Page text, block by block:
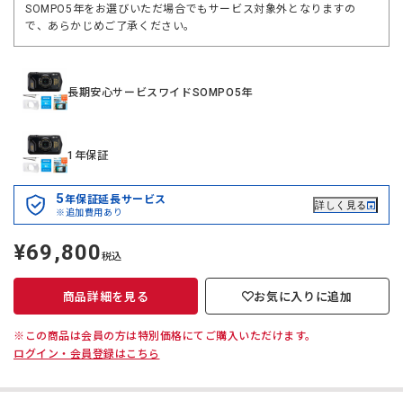
SOMPO5年をお選びいただ場合でもサービス対象外となりますの
で、あらかじめご了承ください。
長期安心サービスワイドSOMPO5年
1年保証
5年保証延長サービス
※追加費用あり
詳しく見る
定
価
¥69,800税込
商品詳細を見る お気に入りに追加
※この商品は会員の方は特別価格にてご購入いただけます。
ログイン・会員登録はこちら